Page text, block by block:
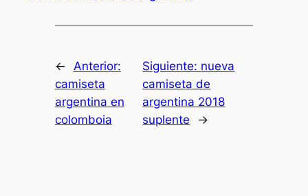
←
Anterior:
camiseta
argentina en
colomboia
Siguiente: nueva
camiseta de
argentina 2018
suplente
→